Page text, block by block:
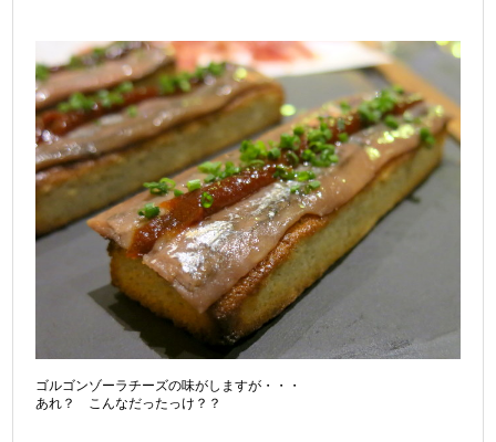
ゴルゴンゾーラチーズの味がしますが・・・
あれ？ こんなだったっけ？？